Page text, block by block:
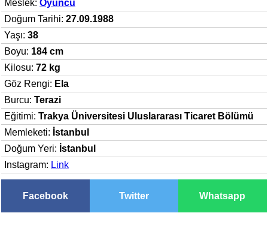
Meslek: Oyuncu
Doğum Tarihi: 27.09.1988
Yaşı: 38
Boyu: 184 cm
Kilosu: 72 kg
Göz Rengi: Ela
Burcu: Terazi
Eğitimi: Trakya Üniversitesi Uluslararası Ticaret Bölümü
Memleketi: İstanbul
Doğum Yeri: İstanbul
Instagram: Link
Facebook Twitter Whatsapp